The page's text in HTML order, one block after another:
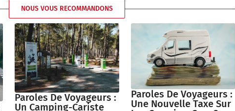
NOUS VOUS RECOMMANDONS
Paroles De Voyageurs :
Un Camping-Cariste
Paroles De Voyageurs :
Une Nouvelle Taxe Sur